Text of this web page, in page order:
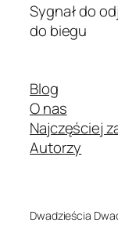
Sygnał do
do biegu
Blog
O nas
Najczęściej
Autorzy
Dwadzieścia